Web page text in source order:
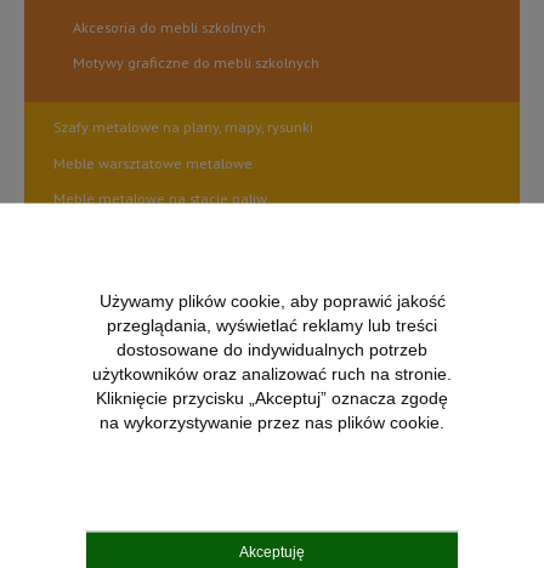
Akcesoria do mebli szkolnych
Motywy graficzne do mebli szkolnych
Szafy metalowe na plany, mapy, rysunki
Meble warsztatowe metalowe
Meble metalowe na stacje paliw
Osłony klimatyzatorów
Laboratoria Przyszłości
Nietypowe realizacje
Wietrzenie magazynu
Używamy plików cookie, aby poprawić jakość
przeglądania, wyświetlać reklamy lub treści
dostosowane do indywidualnych potrzeb
użytkowników oraz analizować ruch na stronie.
Kliknięcie przycisku „Akceptuj” oznacza zgodę
na wykorzystywanie przez nas plików cookie.
Akceptuję